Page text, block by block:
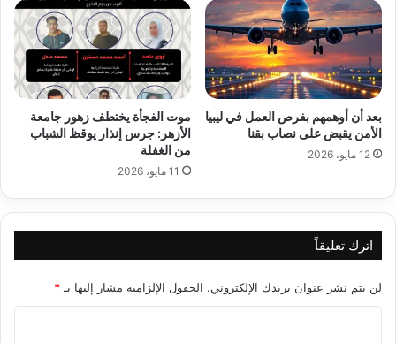
بعد أن أوهمهم بفرص العمل في ليبيا
الأمن يقبض على نصاب بقنا
12 مايو، 2026
موت الفجأة يختطف زهور جامعة
الأزهر: جرس إنذار يوقظ الشباب
من الغفلة
11 مايو، 2026
اترك تعليقاً
لن يتم نشر عنوان بريدك الإلكتروني. الحقول الإلزامية مشار إليها بـ*